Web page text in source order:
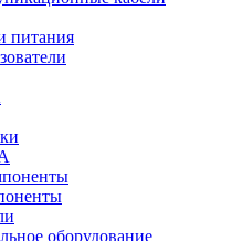
питания
оборудование